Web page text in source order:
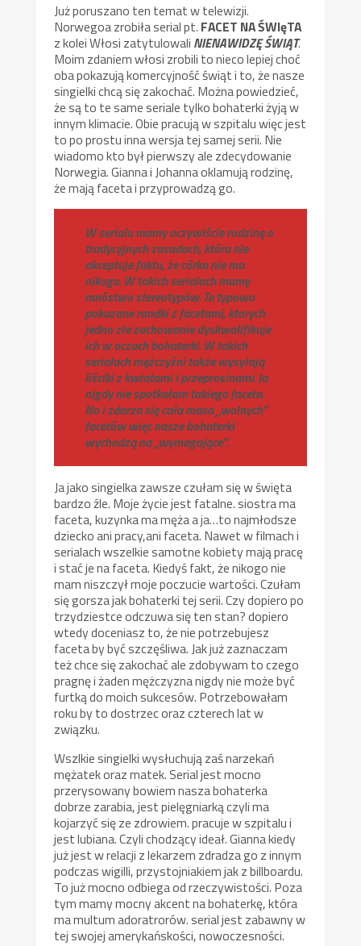
Już poruszano ten temat w telewizji.
Norwegoa zrobiła serial pt. FACET NA ŚWIęTA
z kolei Włosi zatytulowali NIENAWIDZĘ ŚWIĄT.
Moim zdaniem włosi zrobili to nieco lepiej choć
oba pokazują komercyjność świąt i to, że nasze
singielki chcą się zakochać. Można powiedzieć,
że są to te same seriale tylko bohaterki żyją w
innym klimacie. Obie pracują w szpitalu więc jest
to po prostu inna wersja tej samej serii. Nie
wiadomo kto był pierwszy ale zdecydowanie
Norwegia. Gianna i Johanna oklamują rodzinę,
że mają faceta i przyprowadzą go.
W serialu mamy oczywiście rodzinę o
tradycyjnych zasadach, która nie
akceptuje faktu, że córka nie ma
nikogo. W takich serialach mamy
mnóstwo stereotypów. Te typowo
pokazane randki z facetami, ktorych
jedno złe zachowanie dyskwalifikuje
ich w oczach bohaterki. W takich
serialach mężczyźni także wysyłają
liściki z kwiatami i przeprosinami. Ja
nigdy nie spotkałam takiego faceta.
No i zdarza się cała masa „wolnych”
facetów więc nasze bohaterki
wychodzą na „wymagające”.
Ja jako singielka zawsze czułam się w święta
bardzo źle. Moje życie jest fatalne. siostra ma
faceta, kuzynka ma męża a ja…to najmłodsze
dziecko ani pracy,ani faceta. Nawet w filmach i
serialach wszelkie samotne kobiety mają pracę
i stać je na faceta. Kiedyś fakt, że nikogo nie
mam niszczył moje poczucie wartości. Czułam
się gorsza jak bohaterki tej serii. Czy dopiero po
trzydziestce odczuwa się ten stan? dopiero
wtedy doceniasz to, że nie potrzebujesz
faceta by być szczęśliwa. Jak już zaznaczam
też chce się zakochać ale zdobywam to czego
pragnę i żaden mężczyzna nigdy nie może być
furtką do moich sukcesów. Potrzebowałam
roku by to dostrzec oraz czterech lat w
związku.
Wszlkie singielki wysłuchują zaś narzekań
mężatek oraz matek. Serial jest mocno
przerysowany bowiem nasza bohaterka
dobrze zarabia, jest pielęgniarką czyli ma
kojarzyć się ze zdrowiem. pracuje w szpitalu i
jest lubiana. Czyli chodzący ideał. Gianna kiedy
już jest w relacji z lekarzem zdradza go z innym
podczas wigilli, przystojniakiem jak z billboardu.
To już mocno odbiega od rzeczywistości. Poza
tym mamy mocny akcent na bohaterkę, która
ma multum adoratrorów. serial jest zabawny w
tej swojej amerykańskości, nowoczesności.